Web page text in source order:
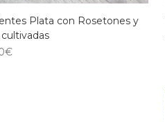
Plata con Rosetones y
€